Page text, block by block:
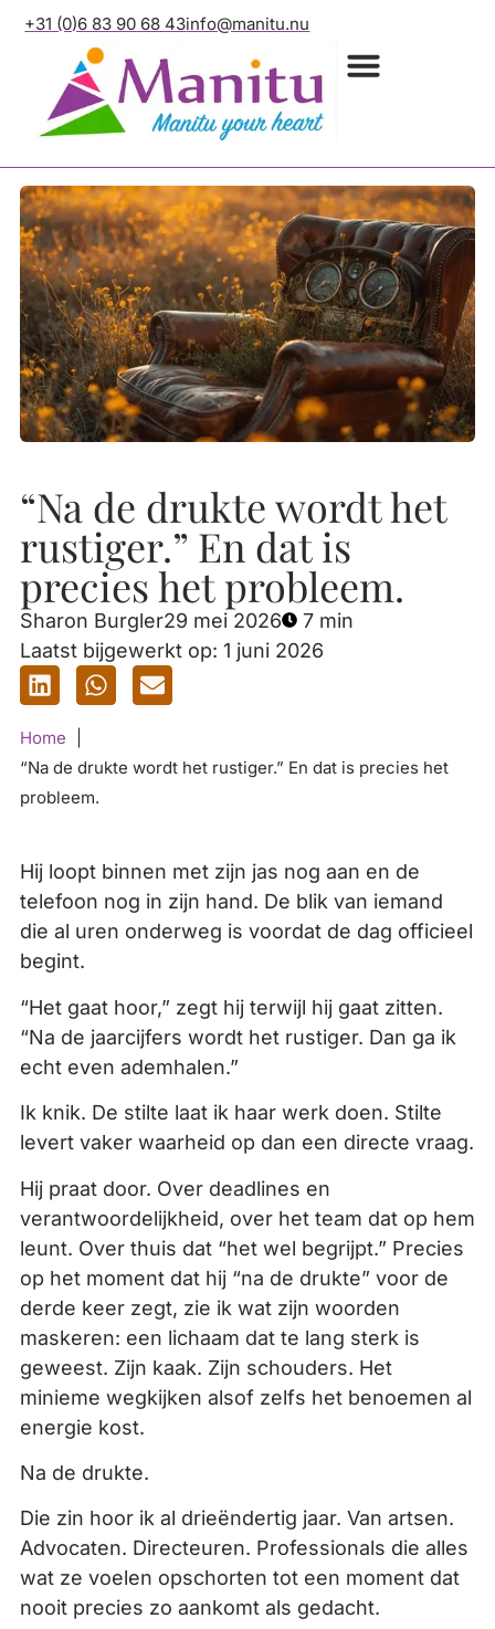
+31 (0)6 83 90 68 43info@manitu.nu
“Na de drukte wordt het
rustiger.” En dat is
precies het probleem.
Sharon Burgler29 mei 2026
7 min
Laatst bijgewerkt op: 1 juni 2026
Home
“Na de drukte wordt het rustiger.” En dat is precies het
probleem.
Hij loopt binnen met zijn jas nog aan en de
telefoon nog in zijn hand. De blik van iemand
die al uren onderweg is voordat de dag officieel
begint.
“Het gaat hoor,” zegt hij terwijl hij gaat zitten.
“Na de jaarcijfers wordt het rustiger. Dan ga ik
echt even ademhalen.”
Ik knik. De stilte laat ik haar werk doen. Stilte
levert vaker waarheid op dan een directe vraag.
Hij praat door. Over deadlines en
verantwoordelijkheid, over het team dat op hem
leunt. Over thuis dat “het wel begrijpt.” Precies
op het moment dat hij “na de drukte” voor de
derde keer zegt, zie ik wat zijn woorden
maskeren: een lichaam dat te lang sterk is
geweest. Zijn kaak. Zijn schouders. Het
minieme wegkijken alsof zelfs het benoemen al
energie kost.
Na de drukte.
Die zin hoor ik al drieëndertig jaar. Van artsen.
Advocaten. Directeuren. Professionals die alles
wat ze voelen opschorten tot een moment dat
nooit precies zo aankomt als gedacht.